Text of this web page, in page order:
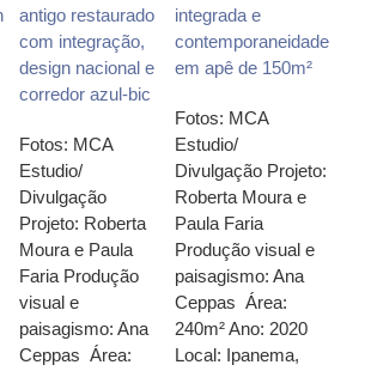
antigo restaurado
com integração,
design nacional e
corredor azul-bic
Fotos: MCA
Estudio/
Divulgação
Projeto: Roberta
Moura e Paula
Faria Produção
visual e
paisagismo: Ana
Ceppas Área:
integrada e
contemporaneidade
em apê de 150m²
Fotos: MCA
Estudio/
Divulgação Projeto:
Roberta Moura e
Paula Faria
Produção visual e
paisagismo: Ana
Ceppas Área:
240m² Ano: 2020
Local: Ipanema,